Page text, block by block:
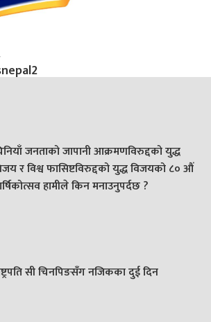
जनताको जापानी आक्रमणविरुद्दको युद्ध
र विश्व फासिष्टविरुद्दको युद्ध विजयको ८० औं
हामीले किन मनाउनुपर्दछ ?
सी चिनपिङसँग नजिकका दुई दिन